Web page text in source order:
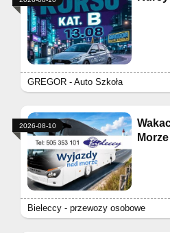
GREGOR - Auto Szkoła
Bieleccy - przewozy osobowe
2026-08-10